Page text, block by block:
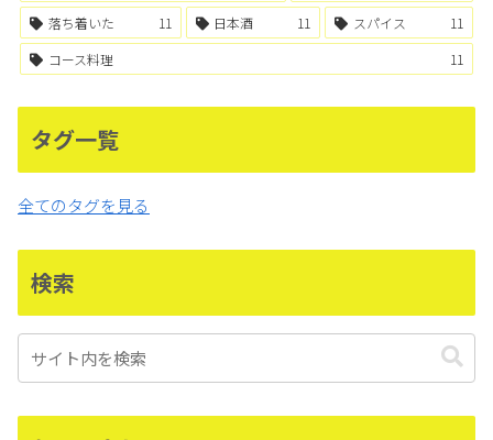
落ち着いた
11 日本酒 11 スパイス
11
コース料理
11
タグ一覧
全てのタグを見る
検索